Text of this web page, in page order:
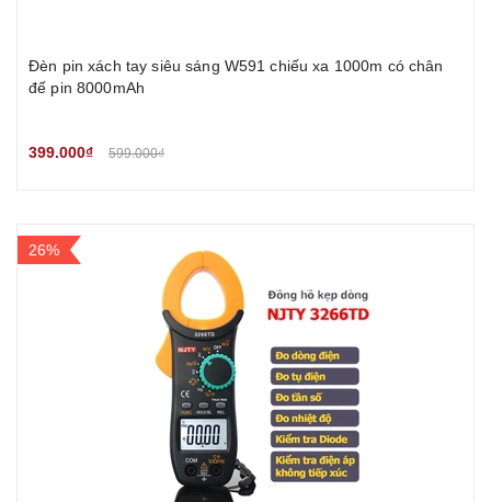
Đèn pin xách tay siêu sáng W591 chiếu xa 1000m có chân
đế pin 8000mAh
399.000₫ 599.000₫
26%